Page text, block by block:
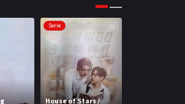
Serie
House of Stars /